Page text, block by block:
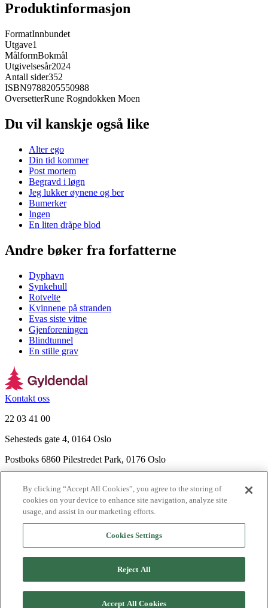
Produktinformasjon
FormatInnbundet
Utgave1
MålformBokmål
Utgivelsesår2024
Antall sider352
ISBN9788205550988
OversetterRune Rogndokken Moen
Du vil kanskje også like
Alter ego
Din tid kommer
Post mortem
Begravd i løgn
Jeg lukker øynene og ber
Bumerker
Ingen
En liten dråpe blod
Andre bøker fra forfatterne
Dyphavn
Synkehull
Rotvelte
Kvinnene på stranden
Evas siste vitne
Gjenforeningen
Blindtunnel
En stille grav
Kontakt oss
22 03 41 00
Sehesteds gate 4, 0164 Oslo
Postboks 6860 Pilestredet Park, 0176 Oslo
Nyhetsbrev
Ledige stillinger
Send inn manus
Agency
By clicking “Accept All Cookies”, you agree to the storing of
cookies on your device to enhance site navigation, analyze site
usage, and assist in our marketing efforts.
Cookies Settings
Reject All
Accept All Cookies